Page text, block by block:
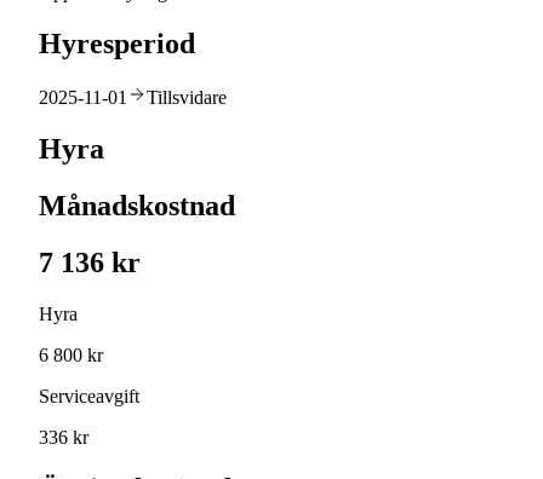
Hyresperiod
2025-11-01 Tillsvidare
Hyra
Månadskostnad
7 136 kr
Hyra
6 800 kr
Serviceavgift
336 kr